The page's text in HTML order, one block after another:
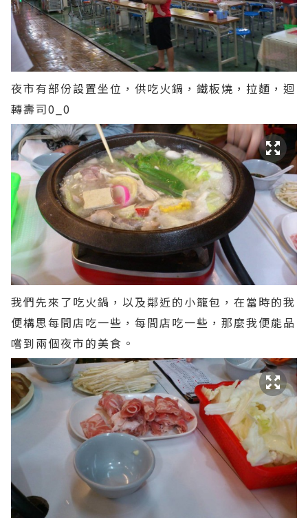
夜市有部份設置坐位，供吃火鍋，鐵板燒，拉麵，迴
轉壽司0_0
我們先來了吃火鍋，以及鄰近的小籠包，在當時的我
便構思每間店吃一些，每間店吃一些，那麼我便能品
嚐到兩個夜市的美食。